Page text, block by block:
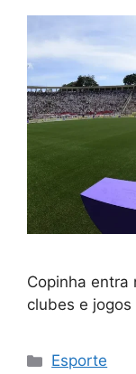
Copinha entra
clubes e
Categorias
Esporte